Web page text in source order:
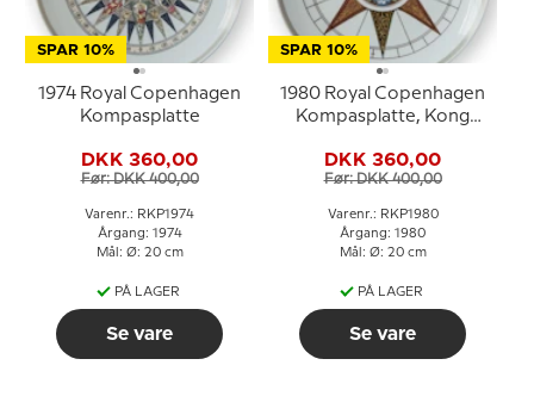
SPAR 10%
1974 Royal Copenhagen
Kompasplatte
DKK 360,00
Før: DKK 400,00
Varenr.: RKP1974
Årgang: 1974
Mål: Ø: 20 cm
PÅ LAGER
Se vare
SPAR 10%
1980 Royal Copenhagen
Kompasplatte, Kong
skibkompas 1595
DKK 360,00
Før: DKK 400,00
Varenr.: RKP1980
Årgang: 1980
Mål: Ø: 20 cm
PÅ LAGER
Se vare